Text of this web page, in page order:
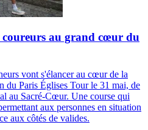
coureurs au grand cœur du
vont s'élancer au cœur de la
du Paris Églises Tour le 31 mai, de
au Sacré-Cœur. Une course qui
aux personnes en situation
aux côtés de valides.